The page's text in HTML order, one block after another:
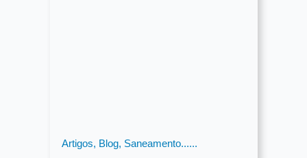
Artigos, Blog, Saneamento......